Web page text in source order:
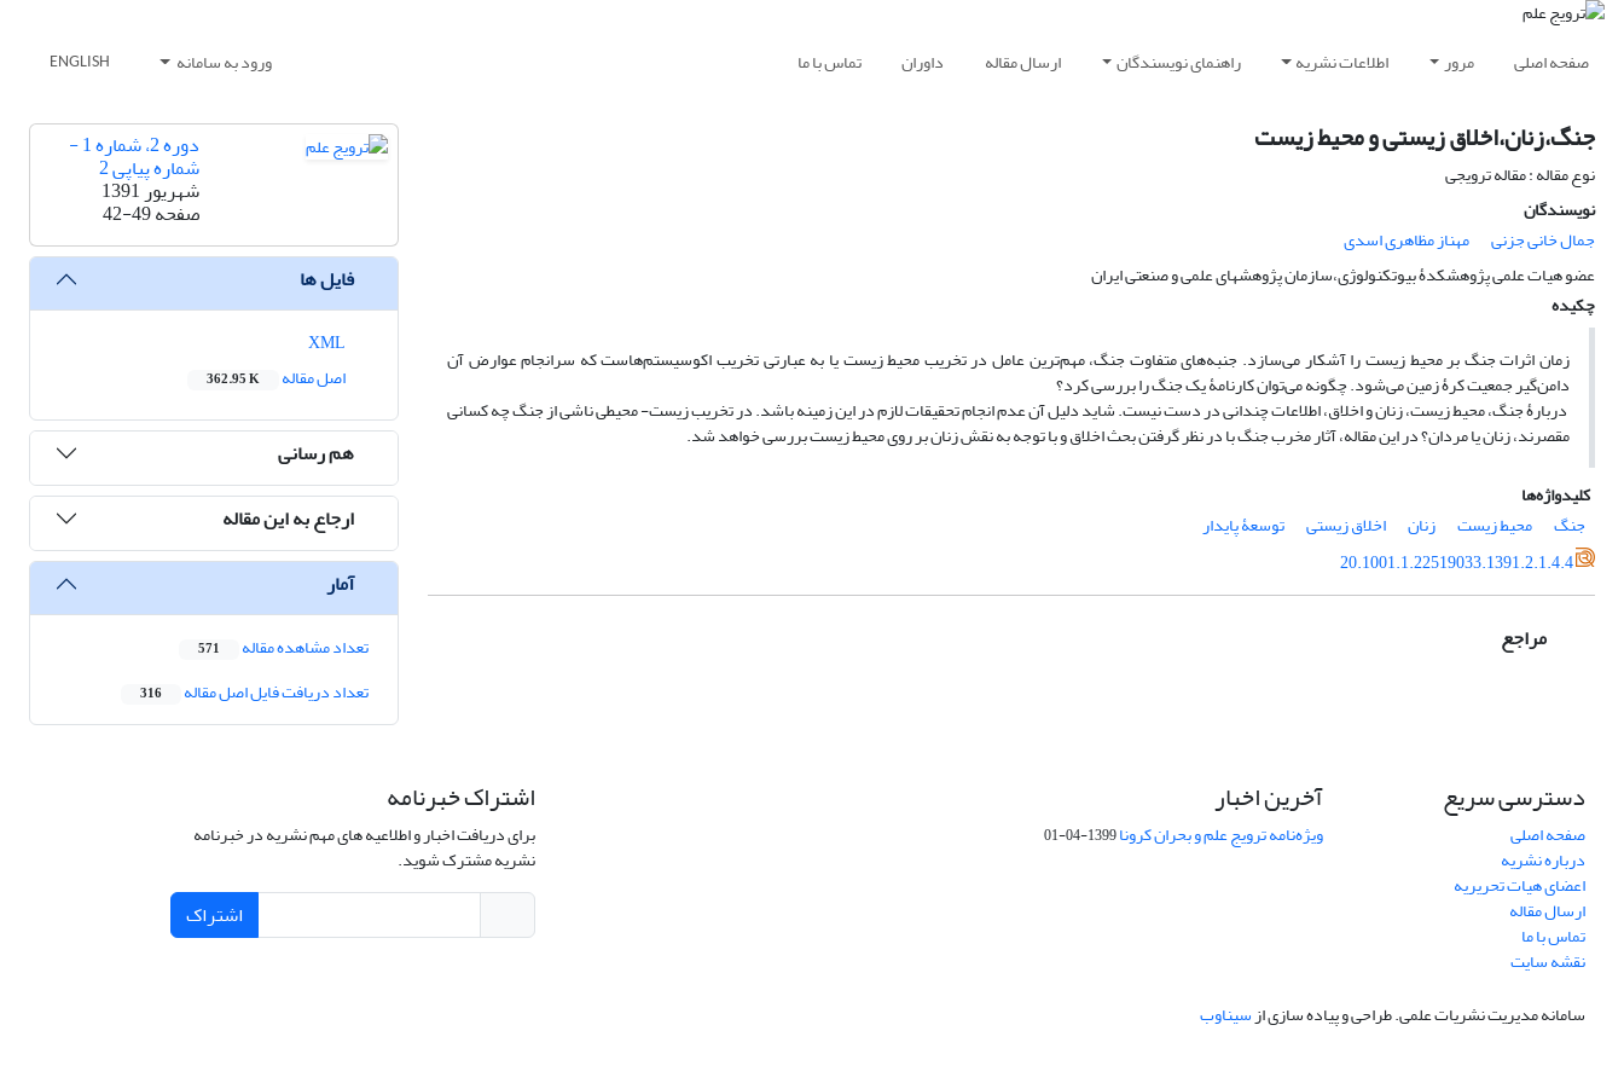
صفحه اصلی مرور اطلاعات نشریه راهنمای نویسندگان ارسال مقاله داوران تماس با ما ورود به سامانه ENGLISH
جنگ،زنان،اخلاق زیستی و محیط زیست
نوع مقاله : مقاله ترویجی
نویسندگان
جمال خانی جزنی
مهناز مظاهری اسدی
عضو هیات علمی پژوهشکدۀ بیوتکنولوژی،سازمان پژوهشهای علمی و صنعتی ایران
چکیده
زمان اثرات جنگ بر محیط زیست را آشکار می‌سازد. جنبه‌های متفاوت جنگ، مهم‌ترین عامل در تخریب محیط زیست یا به عبارتی تخریب اکوسیستم‌هاست که سرانجام عوارض آن
دامن‌گیر جمعیت کرۀ زمین می‌شود. چگونه می‌توان کارنامۀ یک جنگ را بررسی کرد؟
دربارۀ جنگ، محیط زیست، زنان و اخلاق، اطلاعات چندانی در دست نیست. شاید دلیل آن عدم انجام تحقیقات لازم در این زمینه باشد. در تخریب زیست- محیطی ناشی از جنگ چه کسانی
مقصرند، زنان یا مردان؟ در این مقاله، آثار مخرب جنگ با در نظر گرفتن بحث اخلاق و با توجه به نقش زنان بر روی محیط زیست بررسی خواهد شد.
کلیدواژه‌ها
جنگ
محیط زیست زنان اخلاق زیستی
توسعۀ پایدار
20.1001.1.22519033.1391.2.1.4.4
مراجع
دوره 2، شماره 1 -
شماره پیاپی 2
شهریور 1391
صفحه42-49
فایل ها
اصل مقاله
362.95 K
هم رسانی
ارجاع به این مقاله
آمار
تعداد مشاهده مقاله 571
تعداد دریافت فایل اصل مقاله 316
دسترسی سریع
صفحه اصلی
درباره نشریه
اعضای هیات تحریریه
ارسال مقاله
تماس با ما
نقشه سایت
آخرین اخبار
ویژه‌نامه ترویج علم و بحران کرونا1399-04-01
اشتراک خبرنامه
برای دریافت اخبار و اطلاعیه های مهم نشریه در خبرنامه
نشریه مشترک شوید.
اشتراک
سامانه مدیریت نشریات علمی.طراحی و پیاده سازی ازسیناوب